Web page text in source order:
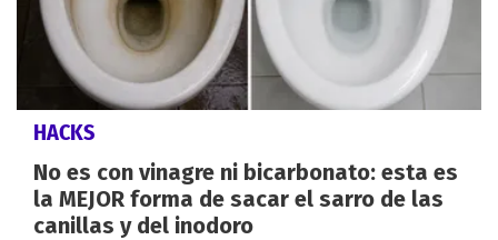
HACKS
No es con vinagre ni bicarbonato: esta es
la MEJOR forma de sacar el sarro de las
canillas y del inodoro